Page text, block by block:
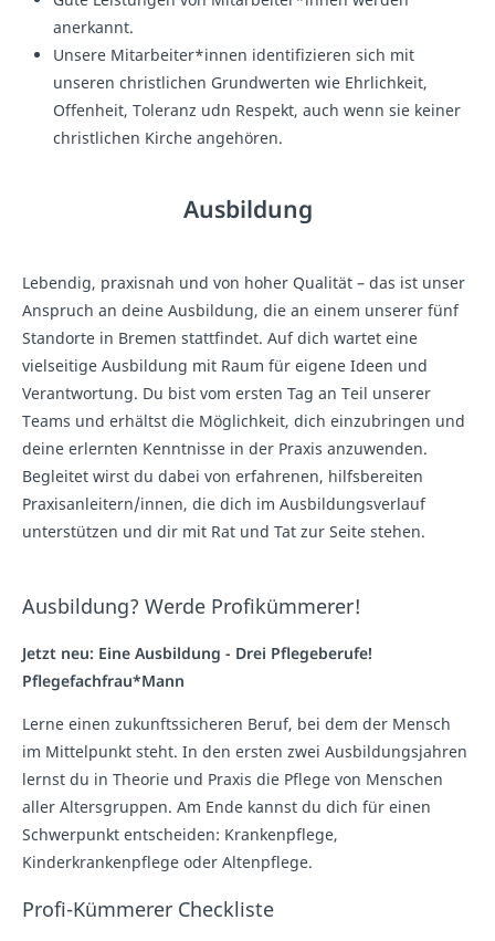
anerkannt.
Unsere Mitarbeiter*innen identifizieren sich mit
unseren christlichen Grundwerten wie Ehrlichkeit,
Offenheit, Toleranz udn Respekt, auch wenn sie keiner
christlichen Kirche angehören.
Ausbildung
Lebendig, praxisnah und von hoher Qualität – das ist unser
Anspruch an deine Ausbildung, die an einem unserer fünf
Standorte in Bremen stattfindet. Auf dich wartet eine
vielseitige Ausbildung mit Raum für eigene Ideen und
Verantwortung. Du bist vom ersten Tag an Teil unserer
Teams und erhältst die Möglichkeit, dich einzubringen und
deine erlernten Kenntnisse in der Praxis anzuwenden.
Begleitet wirst du dabei von erfahrenen, hilfsbereiten
Praxisanleitern/innen, die dich im Ausbildungsverlauf
unterstützen und dir mit Rat und Tat zur Seite stehen.
Ausbildung? Werde Profikümmerer!
Jetzt neu: Eine Ausbildung - Drei Pflegeberufe!
Pflegefachfrau*Mann
Lerne einen zukunftssicheren Beruf, bei dem der Mensch
im Mittelpunkt steht. In den ersten zwei Ausbildungsjahren
lernst du in Theorie und Praxis die Pflege von Menschen
aller Altersgruppen. Am Ende kannst du dich für einen
Schwerpunkt entscheiden: Krankenpflege,
Kinderkrankenpflege oder Altenpflege.
Profi-Kümmerer Checkliste